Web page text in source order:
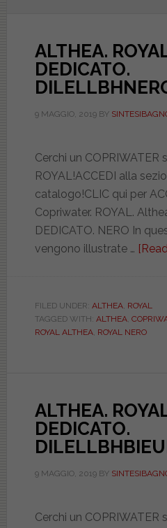
ALTHEA.
DEDICATO.
9 MAGGIO, 2019BY
Cerchi un COPRIWATER
ROYAL!ACCEDI alla
catalogo!CLIC qui per
Copriwater. ROYAL.
DEDICATO. NERO In
vengono illustrate …
FILED UNDER: ALTHEA, ROYAL
TAGGED WITH: ALTHEA,
ROYAL ALTHEA, ROYAL NERO
ALTHEA.
DEDICATO.
9 MAGGIO, 2019BY
Cerchi un COPRIWATER